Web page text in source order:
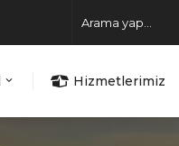
Hizmetlerimiz